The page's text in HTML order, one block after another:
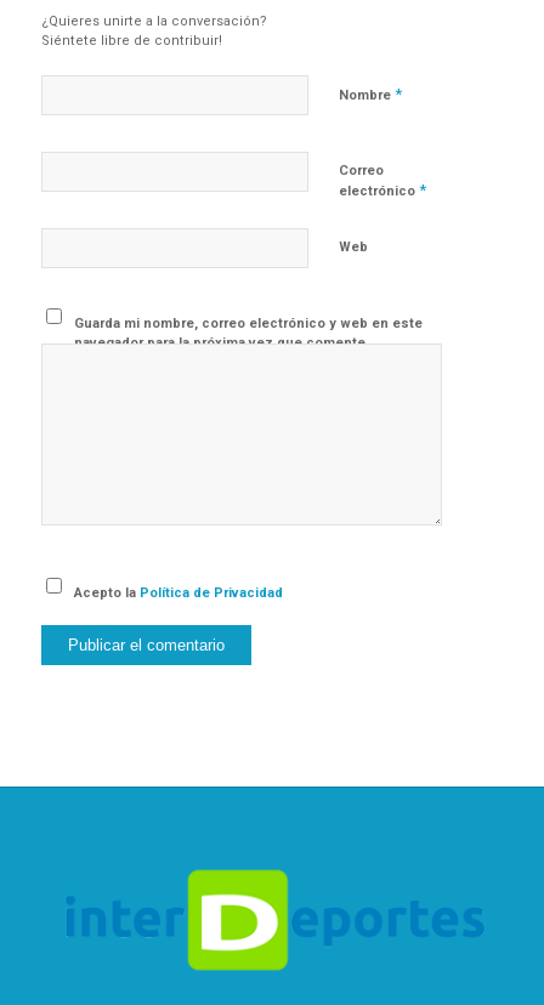
¿Quieres unirte a la conversación?
Siéntete libre de contribuir!
Nombre *
Correo
electrónico *
Web
Guarda mi nombre, correo electrónico y web en este
navegador para la próxima vez que comente.
Acepto la Política de Privacidad